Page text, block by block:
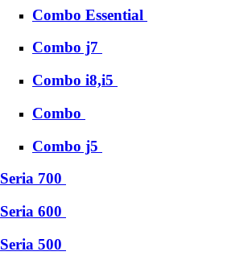
Combo Essential
Combo j7
Combo i8,i5
Combo
Combo j5
Seria 700
Seria 600
Seria 500